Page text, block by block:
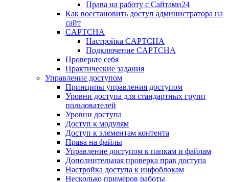
Права на работу с Сайтами24
Как восстановить доступ администратора на
сайт
CAPTCHA
Настройка CAPTCHA
Подключение CAPTCHA
Проверьте себя
Практические задания
Управление доступом
Принципы управления доступом
Уровни доступа для стандартных групп
пользователей
Уровни доступа
Доступ к модулям
Доступ к элементам контента
Права на файлы
Управление доступом к папкам и файлам
Дополнительная проверка прав доступа
Настройка доступа к инфоблокам
Несколько примеров работы